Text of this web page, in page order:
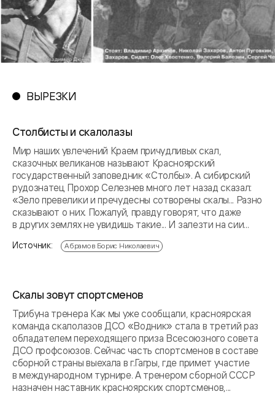
ВЫРЕЗКИ
Столбисты и скалолазы
Мир наших увлечений Краем причудливых скал,
сказочных великанов называют Красноярский
государственный заповедник «Столбы». А сибирский
рудознатец Прохор Селезнев много лет назад сказал:
«Зело превелики и пречудесны сотворены скалы... Разно
сказывают о них. Пожалуй, правду говорят, что даже
в других землях не увидишь такие... И залезти на сии...
Источник: Абрамов Борис Николаевич
Скалы зовут спортсменов
Трибуна тренера Как мы уже сообщали, красноярская
команда скалолазов ДСО «Водник» стала в третий раз
обладателем переходящего приза Всесоюзного совета
ДСО профсоюзов. Сейчас часть спортсменов в составе
сборной страны выехала в г.Гагры, где примет участие
в международном турнире. А тренером сборной СССР
назначен наставник красноярских спортсменов,...